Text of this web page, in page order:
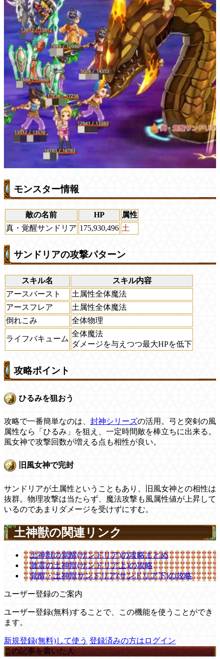
モンスター情報
敵の名前 HP
属性
真・覚醒サンドリア 175,930,496 土
サンドリアの攻撃パターン
スキル名
スキル内容
アースバースト
土属性全体魔法
アースフレア
土属性全体魔法
倒れこみ
全体物理
ライフバキューム
全体魔法
ダメージを与えつつ最大HPを低下
攻略ポイント
ひるみを狙おう
攻略で一番簡単なのは、 封神シリーズの活用。弓と突剣の風
属性なら「ひるみ」を狙え、一定時間敵を棒立ちに出来る。
風女神で攻撃回数が増える点も相性が良い。
旧風女神で完封
サンドリアが土属性ということもあり、旧風女神との相性は
抜群。物理攻撃は当たらず、魔法攻撃も風属性値が上昇して
いるのであまりダメージを受けずにすむ。
土神獣の関連リンク
土神獣の覚醒(サンドリア)の攻略まとめ
激震の土神獣(サンドリア上)の攻略
覚醒・土神獣サンドリア(サンドリア下)の攻略
ユーザー登録のご案内
ユーザー登録(無料)することで、この機能を使うことができ
ます。
新規登録(無料)して使う 登録済みの方はログイン
この記事を書いた人